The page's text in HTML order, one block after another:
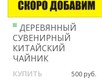
ДЕРЕВЯННЫЙ
СУВЕНИРНЫЙ
КИТАЙСКИЙ
ЧАЙНИК
КУПИТЬ 500 руб.